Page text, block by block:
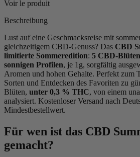
Voir le produit
Beschreibung
Lust auf eine Geschmacksreise mit
gleichzeitigem CBD-Genuss? Das CBD
limitierte Sommeredition: 5 CBD-
sonnigen Profilen, je 1g, sorgfältig
Aromen und hohen Gehalte. Perfekt zum
Sorten und Entdecken des Favoriten zu
Blüten, unter 0,3 % THC, von einem
analysiert. Kostenloser Versand nach
Mindestbestellwert.
Für wen ist das CBD
gemacht?